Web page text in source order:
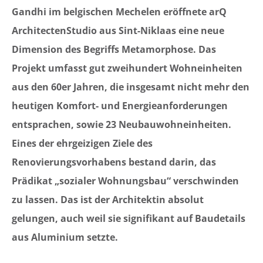
Gandhi im belgischen Mechelen eröffnete arQ
ArchitectenStudio aus Sint-Niklaas eine neue
Dimension des Begriffs Metamorphose. Das
Projekt umfasst gut zweihundert Wohneinheiten
aus den 60er Jahren, die insgesamt nicht mehr den
heutigen Komfort- und Energieanforderungen
entsprachen, sowie 23 Neubauwohneinheiten.
Eines der ehrgeizigen Ziele des
Renovierungsvorhabens bestand darin, das
Prädikat „sozialer Wohnungsbau“ verschwinden
zu lassen. Das ist der Architektin absolut
gelungen, auch weil sie signifikant auf Baudetails
aus Aluminium setzte.